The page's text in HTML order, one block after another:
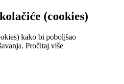
(cookies)
kako bi poboljšao
Pročitaj više